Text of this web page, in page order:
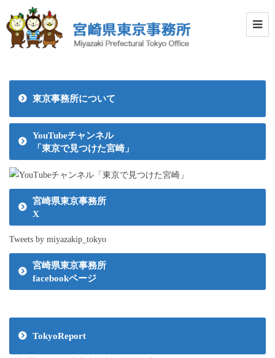
東京事務所について
YouTubeチャンネル
「東京で見つけた宮崎」
宮崎県東京事務所
X
Tweets by miyazakip_tokyo
宮崎県東京事務所
facebookページ
TokyoReport